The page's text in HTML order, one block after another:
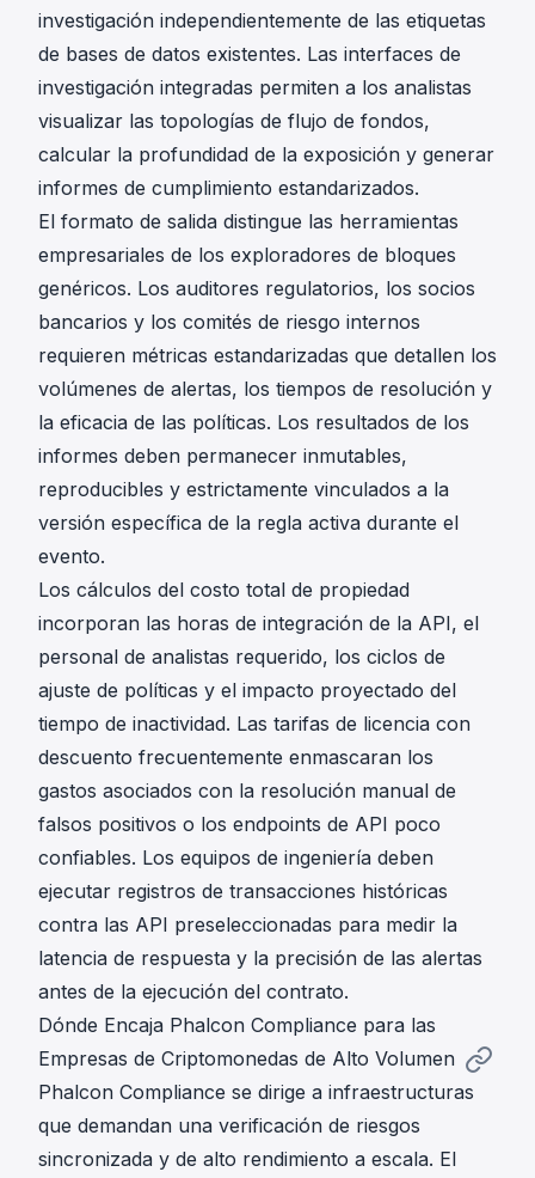
investigación independientemente de las etiquetas
de bases de datos existentes. Las interfaces de
investigación integradas permiten a los analistas
visualizar las topologías de flujo de fondos,
calcular la profundidad de la exposición y generar
informes de cumplimiento estandarizados.
El formato de salida distingue las herramientas
empresariales de los exploradores de bloques
genéricos. Los auditores regulatorios, los socios
bancarios y los comités de riesgo internos
requieren métricas estandarizadas que detallen los
volúmenes de alertas, los tiempos de resolución y
la eficacia de las políticas. Los resultados de los
informes deben permanecer inmutables,
reproducibles y estrictamente vinculados a la
versión específica de la regla activa durante el
evento.
Los cálculos del costo total de propiedad
incorporan las horas de integración de la API, el
personal de analistas requerido, los ciclos de
ajuste de políticas y el impacto proyectado del
tiempo de inactividad. Las tarifas de licencia con
descuento frecuentemente enmascaran los
gastos asociados con la resolución manual de
falsos positivos o los endpoints de API poco
confiables. Los equipos de ingeniería deben
ejecutar registros de transacciones históricas
contra las API preseleccionadas para medir la
latencia de respuesta y la precisión de las alertas
antes de la ejecución del contrato.
Dónde Encaja Phalcon Compliance para las
Empresas de Criptomonedas de Alto Volumen
Phalcon Compliance se dirige a infraestructuras
que demandan una verificación de riesgos
sincronizada y de alto rendimiento a escala. El